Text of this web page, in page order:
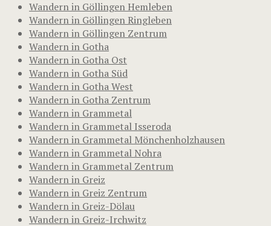
Wandern in Göllingen Hemleben
Wandern in Göllingen Ringleben
Wandern in Göllingen Zentrum
Wandern in Gotha
Wandern in Gotha Ost
Wandern in Gotha Süd
Wandern in Gotha West
Wandern in Gotha Zentrum
Wandern in Grammetal
Wandern in Grammetal Isseroda
Wandern in Grammetal Mönchenholzhausen
Wandern in Grammetal Nohra
Wandern in Grammetal Zentrum
Wandern in Greiz
Wandern in Greiz Zentrum
Wandern in Greiz-Dölau
Wandern in Greiz-Irchwitz